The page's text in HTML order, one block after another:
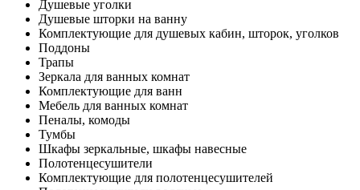
Душевые уголки
Душевые шторки на ванну
Комплектующие для душевых кабин, шторок, уголков
Поддоны
Трапы
Зеркала для ванных комнат
Комплектующие для ванн
Мебель для ванных комнат
Пеналы, комоды
Тумбы
Шкафы зеркальные, шкафы навесные
Полотенцесушители
Комплектующие для полотенцесушителей